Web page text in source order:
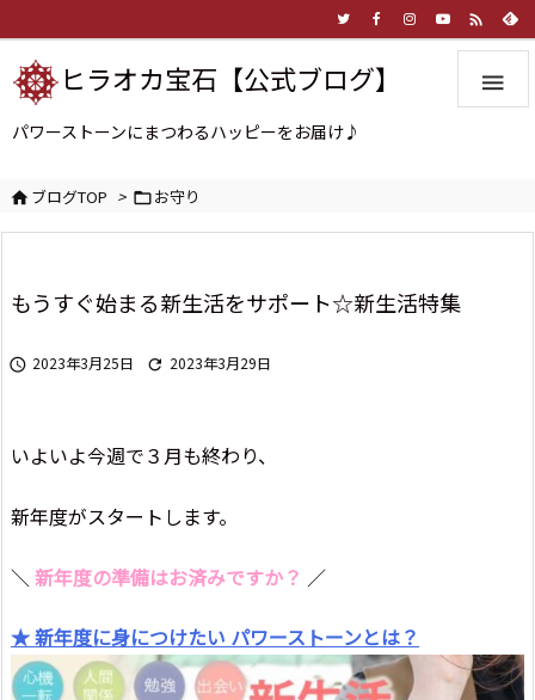


ヒラオカ宝石【公式ブログ】
パワーストーンにまつわるハッピーをお届け♪
ブログTOP > お守り
もうすぐ始まる新生活をサポート☆新生活特集
 2023年3月25日  2023年3月29日
いよいよ今週で３月も終わり、
新年度がスタートします。
＼ 新年度の準備はお済みですか？ ／
★ 新年度に身につけたい パワーストーンとは？